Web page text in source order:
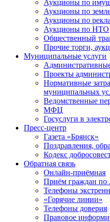
Аукционы по
Аукционы по
Аукционы по
Аукционы по НТО
Общественный
Прочие торги,
Муниципальные услуги
Проекты
Нормативные
муниципальных
Ведомственные
МФЦ
Госуслуги в
Пресс-центр
Газета «Брянск»
Поздравления,
Кодекс
Обратная связь
Онлайн-приёмная
Приём граждан по
Телефоны
«Горячие линии»
Телефоны доверия
Правовое